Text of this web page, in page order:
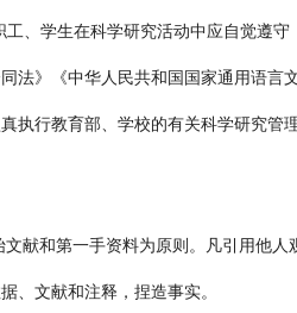
工、学生在科学研究活动中应自觉遵
法》《中华人民共和国国家通用语
执行教育部、学校的有关科学研究管
文献和第一手资料为原则。凡引用他
、文献和注释，捏造事实。